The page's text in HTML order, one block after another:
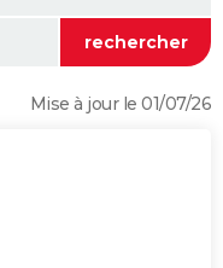
Mise à jour le 01/07/26